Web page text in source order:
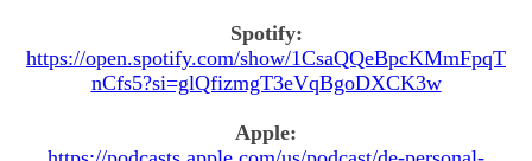
Spotify:
https://open.spotify.com/show/1CsaQQeBpcKMmFpqT
nCfs5?si=glQfizmgT3eVqBgoDXCK3w
Apple: